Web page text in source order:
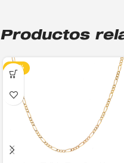
Productos
-13%